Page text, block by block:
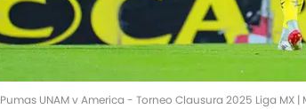
Pumas UNAM v America - Torneo Clausura 2025 Liga MX